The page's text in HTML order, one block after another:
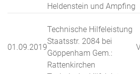
Heldenstein und Ampfing
01.09.2019
Technische Hilfeleistung
Staatsstr. 2084 bei
Göppenham Gem.:
Rattenkirchen